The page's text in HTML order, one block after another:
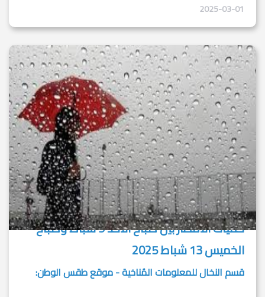
2025-03-01
كميات الأمطار بين صباح الأحد 9 شباط وصباح
الخميس 13 شباط 2025
قسم النخال للمعلومات المُناخية - موقع طقس الوطن: